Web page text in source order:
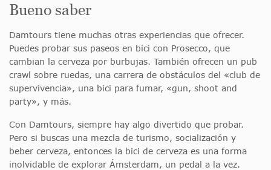
Bueno saber
Damtours tiene muchas otras experiencias que ofrecer.
Puedes probar sus paseos en bici con Prosecco, que
cambian la cerveza por burbujas. También ofrecen un pub
crawl sobre ruedas, una carrera de obstáculos del «club de
supervivencia», una bici para fumar, «gun, shoot and
party», y más.
Con Damtours, siempre hay algo divertido que probar.
Pero si buscas una mezcla de turismo, socialización y
beber cerveza, entonces la bici de cerveza es una forma
inolvidable de explorar Ámsterdam, un pedal a la vez.